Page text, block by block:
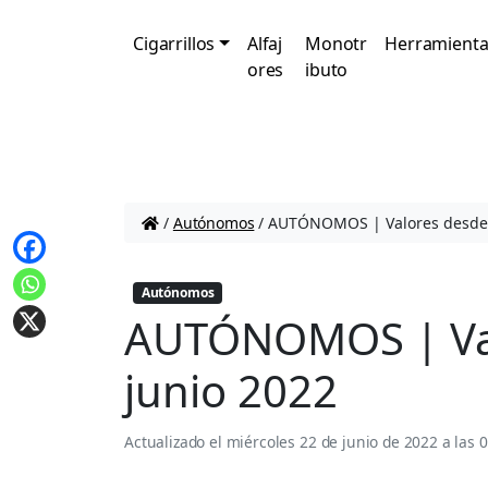
Cigarrillos
Alfaj
ores
Monotr
ibuto
/ Autónomos /AUTÓNOMOS | Valores
Autónomos
AUTÓNOMOS |
junio 2022
Actualizado el miércoles 22 de junio de 2022 a las